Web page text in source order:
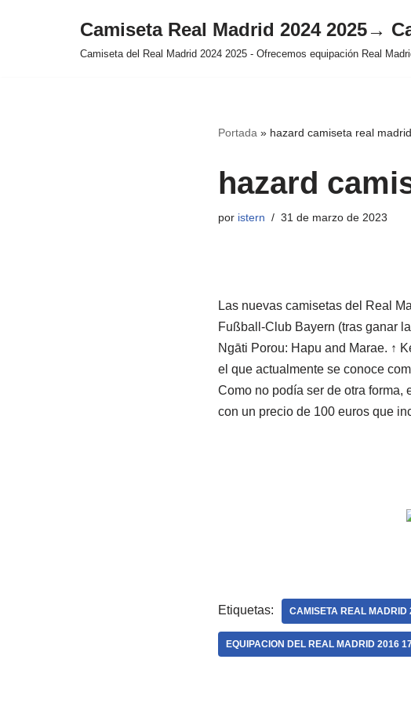
Camiseta Real Madrid 2024 2025→
Camiseta del Real Madrid 2024 2025 - Ofrecemos equipación Real
Portada » hazard camiseta real madrid
hazard
por istern 31 de marzo de 2023
Las nuevas camisetas del Real
Fußball-Club Bayern (tras ganar
Ngāti Porou: Hapu and Marae. ↑
el que actualmente se conoce
Como no podía ser de otra
con un precio de 100 euros que
Etiquetas: CAMISETA REAL MADRID
EQUIPACION DEL REAL MADRID 2016